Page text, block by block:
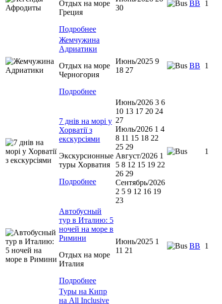
Отдых на море
Греция
Подробнее
30
ВВ 1
Жемчужина
Адриатики
Отдых на море
Черногория
Подробнее
Июнь/2025 9
18 27
BB 1
7 днів на морі у
Хорватії з
екскурсіями
Экскурсионные
туры Хорватия
Подробнее
Июнь/2026 3 6
10 13 17 20 24
27
Июль/2026 1 4
8 11 15 18 22
25 29
Август/2026 1
5 8 12 15 19 22
26 29
Сентябрь/2026
2 5 9 12 16 19
23
1
Автобусный
тур в Италию: 5
ночей на море в
Римини
Отдых на море
Италия
Подробнее
Июнь/2025 1
11 21
ВВ 1
Туры на Кипр
на All Inclusive